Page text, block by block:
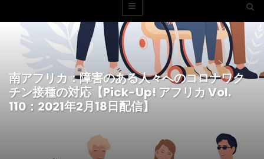
南アフリカ：障害のある人々へのコロナワク
チン接種の対応【Pick-Up! アフリカ Vol.
110：2021年2月18日配信】